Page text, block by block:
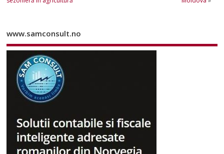
www.samconsult.no